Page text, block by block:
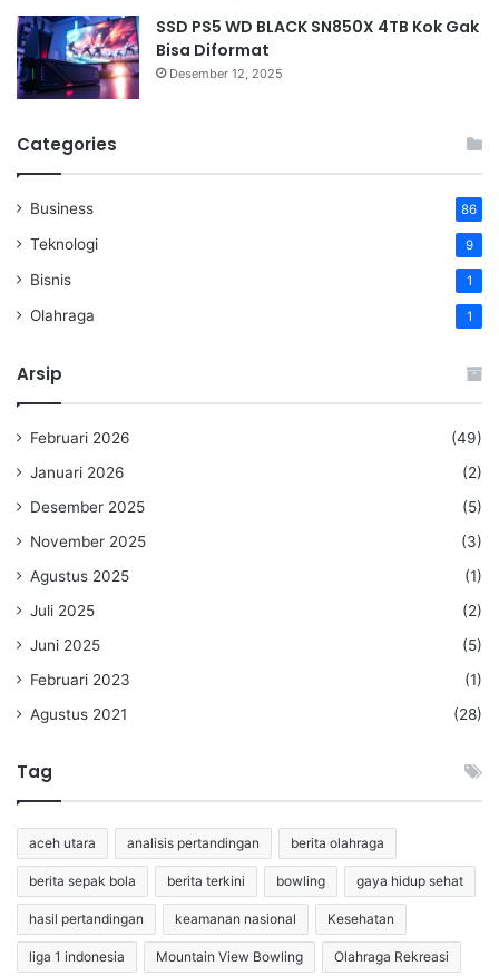
SSD PS5 WD BLACK SN850X 4TB Kok Gak
Bisa Diformat
Desember 12, 2025
Categories
Business 86
Teknologi 9
Bisnis 1
Olahraga 1
Arsip
Februari 2026
(49)
Januari 2026
(2)
Desember 2025
(5)
November 2025
(3)
Agustus 2025
(1)
Juli 2025
(2)
Juni 2025
(5)
Februari 2023
(1)
Agustus 2021
(28)
Tag
aceh utara analisis pertandingan berita olahraga
berita sepak bola berita terkini bowling gaya hidup sehat
hasil pertandingan keamanan nasional Kesehatan
liga 1 indonesia Mountain View Bowling Olahraga Rekreasi